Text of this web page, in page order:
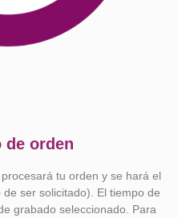
de orden
tu orden y se hará el
ser solicitado). El tiempo de
grabado seleccionado. Para